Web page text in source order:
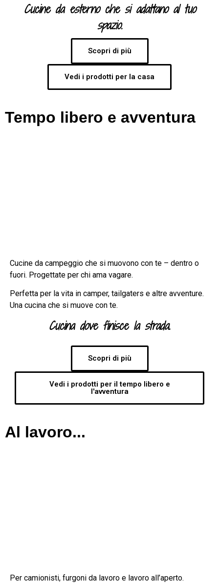
Cucine da esterno che si adattano al tuo
spazio.
Scopri di più
Vedi i prodotti per la casa
Tempo libero e avventura
Cucine da campeggio che si muovono con te – dentro o
fuori. Progettate per chi ama vagare.
Perfetta per la vita in camper, tailgaters e altre avventure.
Una cucina che si muove con te.
Cucina dove finisce la strada.
Scopri di più
Vedi i prodotti per il tempo libero e
l'avventura
Al lavoro...
Per camionisti, furgoni da lavoro e lavoro all’aperto.